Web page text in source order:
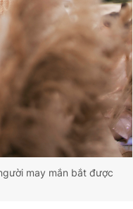
may mắn bắt được